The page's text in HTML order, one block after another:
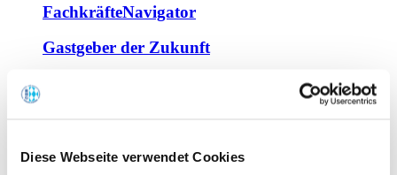
Diese Webseite verwendet Cookies
FachkräfteNavigator
Gastgeber der Zukunft
Offene Seminare